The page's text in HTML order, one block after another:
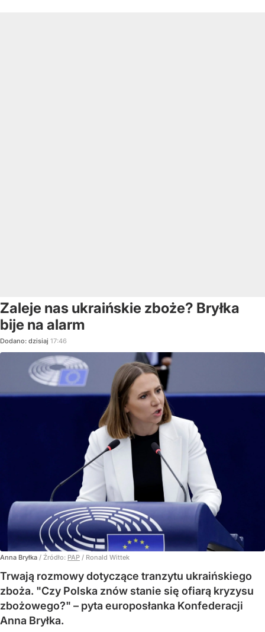
Zaleje nas ukraińskie zboże? Bryłka
bije na alarm
Dodano: dzisiaj 17:46
Anna Bryłka / Źródło: PAP / Ronald Wittek
Trwają rozmowy dotyczące tranzytu ukraińskiego
zboża. "Czy Polska znów stanie się ofiarą kryzysu
zbożowego?" – pyta europosłanka Konfederacji
Anna Bryłka.